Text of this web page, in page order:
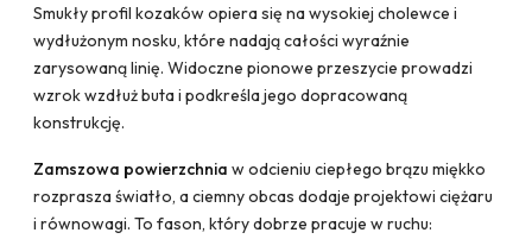
Smukły profil kozaków opiera się na wysokiej cholewce i
wydłużonym nosku, które nadają całości wyraźnie
zarysowaną linię. Widoczne pionowe przeszycie prowadzi
wzrok wzdłuż buta i podkreśla jego dopracowaną
konstrukcję.
Zamszowa powierzchnia w odcieniu ciepłego brązu miękko
rozprasza światło, a ciemny obcas dodaje projektowi ciężaru
i równowagi. To fason, który dobrze pracuje w ruchu: